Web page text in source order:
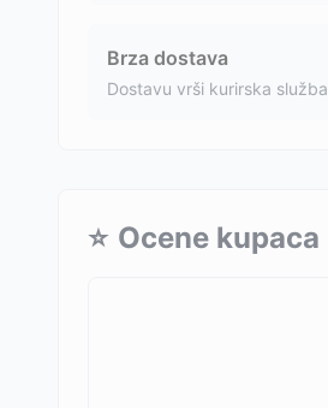
Brza dostava
Dostavu vrši kurirska služba
⭐ Ocene kupaca